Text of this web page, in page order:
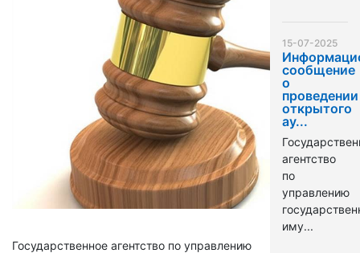
Государственное агентство по управлению
15-07-2025
сообщение
о
проведении
открытого
ау...
агентство
по
управлению
иму...